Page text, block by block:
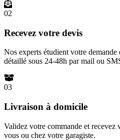
02
Recevez votre devis
Nos experts étudient votre
détaillé sous 24-48h par mail ou
03
Livraison à domicile
Validez votre commande et recevez
vous ou chez votre garagiste.